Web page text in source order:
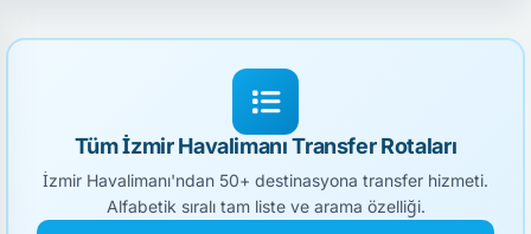
Tüm İzmir Havalimanı Transfer Rotaları
İzmir Havalimanı'ndan 50+ destinasyona transfer hizmeti.
Alfabetik sıralı tam liste ve arama özelliği.